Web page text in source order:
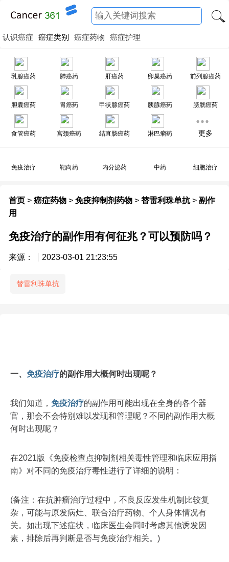
认识癌症 癌症类别 癌症药物 癌症护理
乳腺癌药 肺癌药 肝癌药 卵巢癌药 前列腺癌药
胆囊癌药 胃癌药 甲状腺癌药 胰腺癌药 膀胱癌药
食管癌药 宫颈癌药 结直肠癌药 淋巴瘤药 更多
免疫治疗 靶向药 内分泌药 中药 细胞治疗
首页 > 癌症药物 > 免疫抑制剂药物 > 替雷利珠单抗> 副作
用
免疫治疗的副作用有何征兆？可以预防吗？
来源： 2023-03-01 21:23:55
替雷利珠单抗
一、 免疫治疗的副作用大概何时出现呢？
我们知道， 免疫治疗的副作用可能出现在全身的各个器
官，那会不会特别难以发现和管理呢？不同的副作用大概
何时出现呢？
在2021版《免疫检查点抑制剂相关毒性管理和临床应用指
南》对不同的免疫治疗毒性进行了详细的说明：
(备注：在抗肿瘤治疗过程中，不良反应发生机制比较复
杂，可能与原发病灶、联合治疗药物、个人身体情况有
关。如出现下述症状，临床医生会同时考虑其他诱发因
素，排除后再判断是否与免疫治疗相关。)